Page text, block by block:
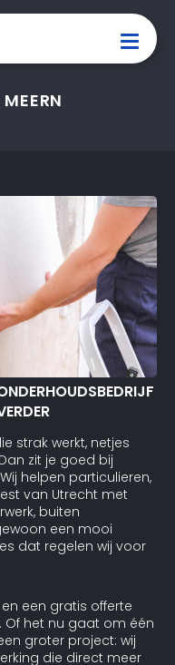
strak werkt, netjes
zit je goed bij
helpen particulieren,
van Utrecht met
buiten
een mooi
dat regelen wij voor
een gratis offerte
Of het nu gaat om één
groter project: wij
die direct meer